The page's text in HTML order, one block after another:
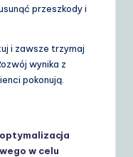
przeszkody i
i zawsze trzymaj
wynika z
pokonują.
w celu